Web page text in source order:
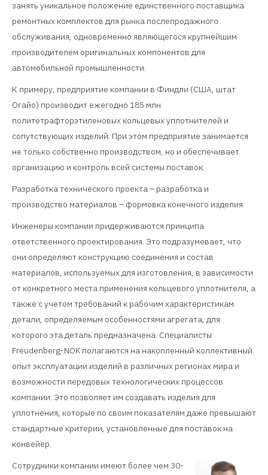
занять уникальное положение единственного поставщика
ремонтных комплектов для рынка послепродажного
обслуживания, одновременно являющегося крупнейшим
производителем оригинальных компонентов для
автомобильной промышленности.
К примеру, предприятие компании в Финдли (США, штат
Огайо) производит ежегодно 185 млн
политетрафторэтиленовых кольцевых уплотнителей и
сопутствующих изделий. При этом предприятие занимается
не только собственно производством, но и обеспечивает
организацию и контроль всей системы поставок.
Разработка технического проекта – разработка и
производство материалов – формовка конечного изделия
Инженеры компании придерживаются принципа
ответственного проектирования. Это подразумевает, что
они определяют конструкцию соединения и состав
материалов, используемых для изготовления, в зависимости
от конкретного места применения кольцевого уплотнителя, а
также с учетом требований к рабочим характеристикам
детали, определяемым особенностями агрегата, для
которого эта деталь предназначена. Специалисты
Freudenberg-NOK полагаются на накопленный коллективный
опыт эксплуатации изделий в различных регионах мира и
возможности передовых технологических процессов
компании. Это позволяет им создавать изделия для
уплотнения, которые по своим показателям даже превышают
стандартные критерии, установленные для поставок на
конвейер.
Сотрудники компании имеют более чем 30-